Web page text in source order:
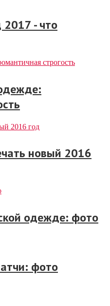
- что
новый 2016
одежде: фото
фото